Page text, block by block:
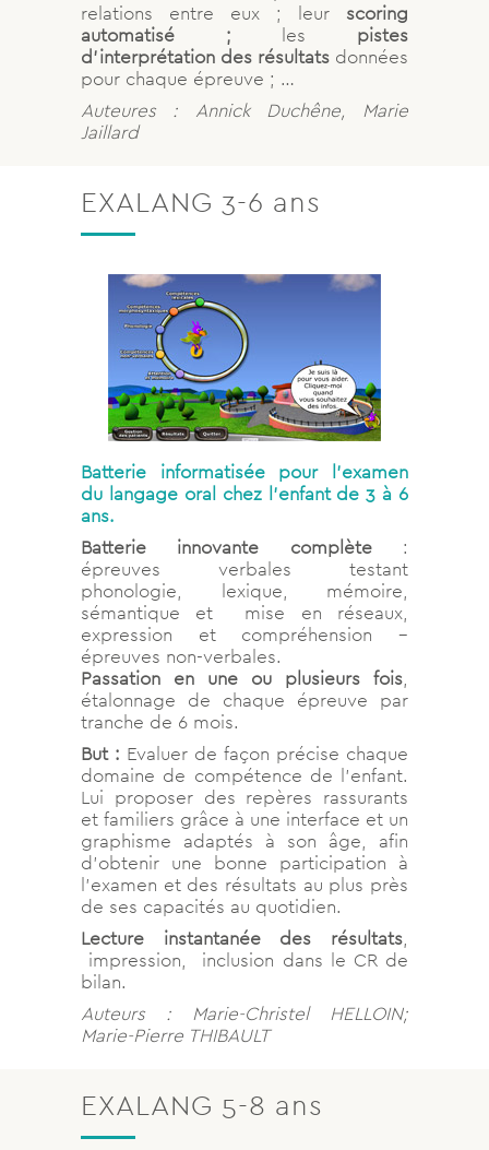
relations entre eux ; leur scoring
automatisé ; les pistes
d’interprétation des résultats données
pour chaque épreuve ; …
Auteures : Annick Duchêne, Marie
Jaillard
EXALANG 3-6 ans
Batterie informatisée pour l’examen
du langage oral chez l’enfant de 3 à 6
ans.
Batterie innovante complète:
épreuves verbales testant
phonologie, lexique, mémoire,
sémantique et mise en réseaux,
expression et compréhension –
épreuves non-verbales.
Passation en une ou plusieurs fois,
étalonnage de chaque épreuve par
tranche de 6 mois.
But : Evaluer de façon précise chaque
domaine de compétence de l’enfant.
Lui proposer des repères rassurants
et familiers grâce à une interface et un
graphisme adaptés à son âge, afin
d’obtenir une bonne participation à
l’examen et des résultats au plus près
de ses capacités au quotidien.
Lecture instantanée des résultats,
impression, inclusion dans le CR de
bilan.
Auteurs : Marie-Christel HELLOIN;
Marie-Pierre THIBAULT
EXALANG 5-8 ans